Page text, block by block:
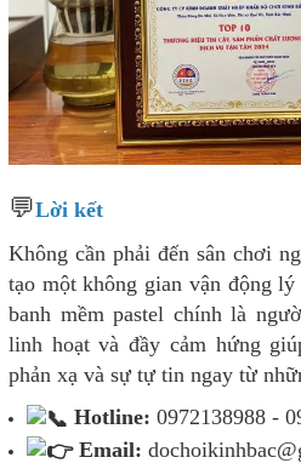
💬Lời kết
Không cần phải đến sân chơi
tạo một không gian vận động
banh mềm pastel chính là
linh hoạt và đầy cảm hứng
phản xạ và sự tự tin ngay từ
Hotline: 0972138988 -
Email: